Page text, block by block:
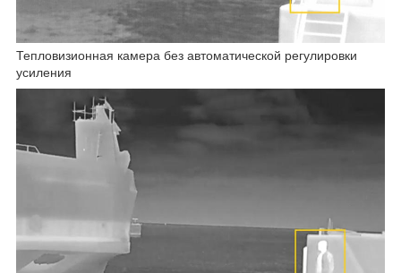
Тепловизионная камера без автоматической регулировки
усиления